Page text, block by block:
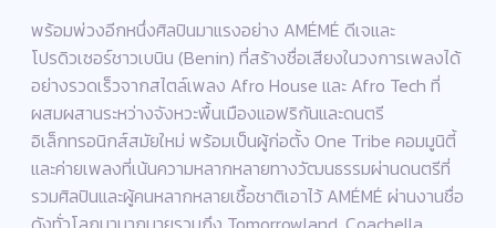
พร้อมพ่วงอีกหนึ่งศิลปินมาแรงอย่าง AMÉMÉ ดีเจและ
โปรดิวเซอร์ชาวเบนิน (Benin) ที่สร้างชื่อเสียงในวงการเพลงได้
อย่างรวดเร็วจากสไตล์เพลง Afro House และ Afro Tech ที่
ผสมผสานระหว่างจังหวะพื้นเมืองแอฟริกันและดนตรี
อิเล็กทรอนิกส์สมัยใหม่ พร้อมเป็นผู้ก่อตั้ง One Tribe คอมมูนิตี้
และค่ายเพลงที่เน้นความหลากหลายทางวัฒนธรรมผ่านดนตรีที่
รวมศิลปินและผู้คนหลากหลายเชื้อชาติเอาไว้ AMÉMÉ ผ่านงานชื่อ